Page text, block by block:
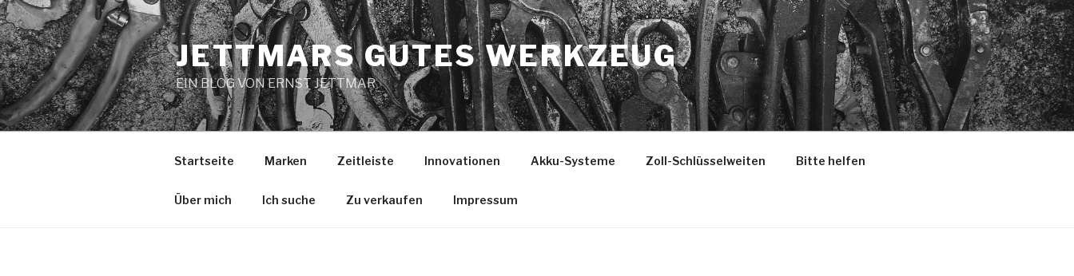
Zum
Inhalt
springen
JETTMARS GUTES WERKZEUG
EIN BLOG VON ERNST JETTMAR
Startseite Marken Zeitleiste Innovationen Akku-Systeme Zoll-Schlüsselweiten Bitte helfen
Über mich Ich suche Zu verkaufen Impressum